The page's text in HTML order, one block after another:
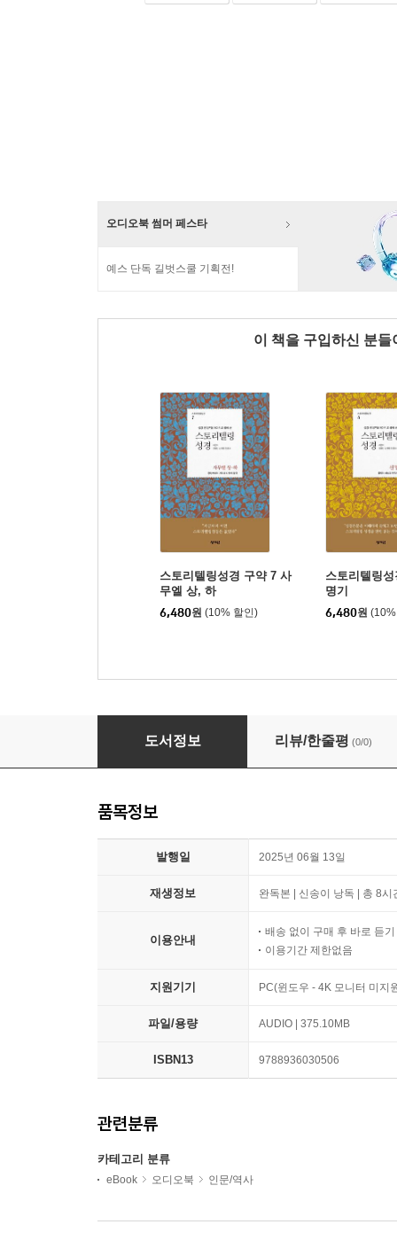
오디오북 썸머 페스타
예스 단독 길벗스쿨 기획전!
이 책을 구입하신 분
스토리텔링성경 구약 7 사
무엘 상, 하
6,480원 (10% 할인)
스토리텔링
명기
6,480원
스토리텔링성경 구약 10 에스라, 느헤미야, 에스
도서정보 리뷰/한줄평 (0/0)
품목정보
발행일 2025년 06월 13일
재생정보 완독본 | 신송이 낭독 | 총 8시
이용안내
배송 없이 구매 후 바로 듣기
이용기간 제한없음
지원기기 PC(윈도우 - 4K 모니터 미지
파일/용량 AUDIO | 375.10MB
ISBN13 9788936030506
관련분류
카테고리 분류
eBook 오디오북 인문/역사